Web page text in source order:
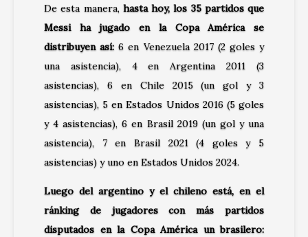
De esta manera, hasta hoy, los 35 partidos que
Messi ha jugado en la Copa América se
distribuyen así: 6 en Venezuela 2017 (2 goles y
una asistencia), 4 en Argentina 2011 (3
asistencias), 6 en Chile 2015 (un gol y 3
asistencias), 5 en Estados Unidos 2016 (5 goles
y 4 asistencias), 6 en Brasil 2019 (un gol y una
asistencia), 7 en Brasil 2021 (4 goles y 5
asistencias) y uno en Estados Unidos 2024.
Luego del argentino y el chileno está, en el
ránking de jugadores con más partidos
disputados en la Copa América un brasilero: